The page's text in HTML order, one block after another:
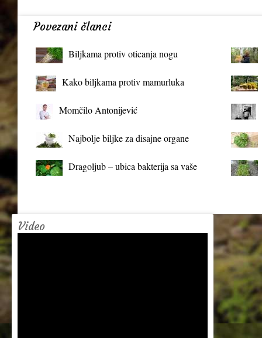
Povezani članci
Biljkama protiv oticanja nogu
Kako biljkama protiv mamurluka
Momčilo Antonijević
Najbolje biljke za disajne organe
Dragoljub – ubica bakterija sa vaše
Video